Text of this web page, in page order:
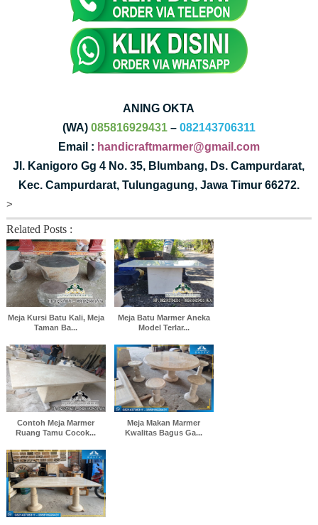
ANING OKTA
(WA) 085816929431– 082143706311
Email : handicraftmarmer@gmail.com
Jl. Kanigoro Gg 4 No. 35, Blumbang, Ds. Campurdarat,
Kec. Campurdarat, Tulungagung, Jawa Timur 66272.
>
Related Posts :
Meja Kursi Batu Kali, Meja
Taman Ba...
Meja Batu Marmer Aneka
Model Terlar...
Contoh Meja Marmer
Ruang Tamu Cocok...
Meja Makan Marmer
Kwalitas Bagus Ga...